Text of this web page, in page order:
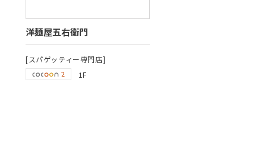
洋麺屋五右衛門
[スパゲッティー専門店]
1F